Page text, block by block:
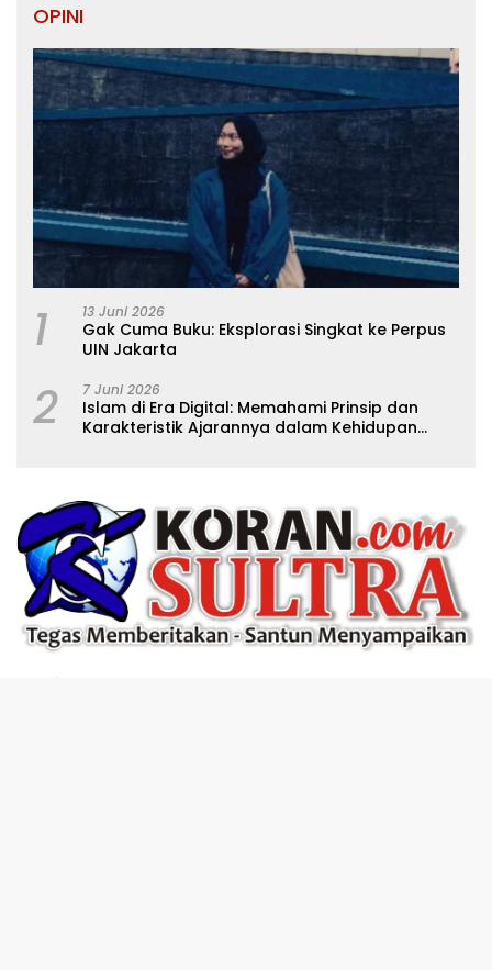
OPINI
1 13 Juni 2026
Gak Cuma Buku: Eksplorasi Singkat ke Perpus
UIN Jakarta
2 7 Juni 2026
Islam di Era Digital: Memahami Prinsip dan
Karakteristik Ajarannya dalam Kehidupan